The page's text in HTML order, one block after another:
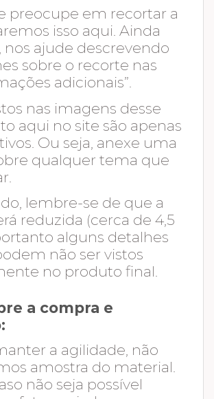
preocupe em recortar a
isso aqui. Ainda
nos ajude descrevendo
sobre o recorte nas
adicionais”.
nas imagens desse
aqui no site são apenas
Ou seja, anexe uma
qualquer tema que
lembre-se de que a
reduzida (cerca de 4,5
alguns detalhes
não ser vistos
no produto final.
a compra e
a agilidade, não
amostra do material.
não seja possível